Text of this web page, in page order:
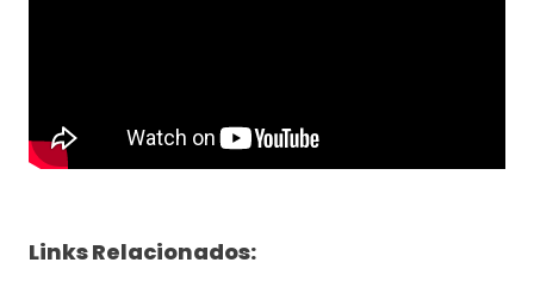
Links Relacionados: